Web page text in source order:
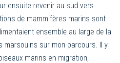
ensuite revenir au sud vers
de mammifères marins sont
ensemble au large de la
marsouins sur mon parcours. Il y
marins en migration,